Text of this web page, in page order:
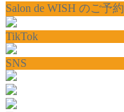
Salon de WISH のご予約
TikTok
SNS